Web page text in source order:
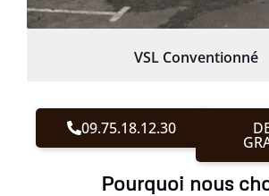
VSL Conventionné
09.75.18.12.30
Pourquoi nous